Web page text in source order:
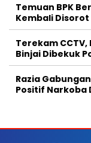
Temuan BPK
Kembali
Terekam
Binjai Dibekuk
Razia
Positif Narkoba